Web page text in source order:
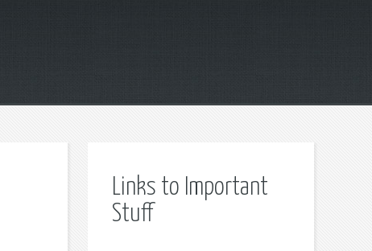
Links to Important
Stuff